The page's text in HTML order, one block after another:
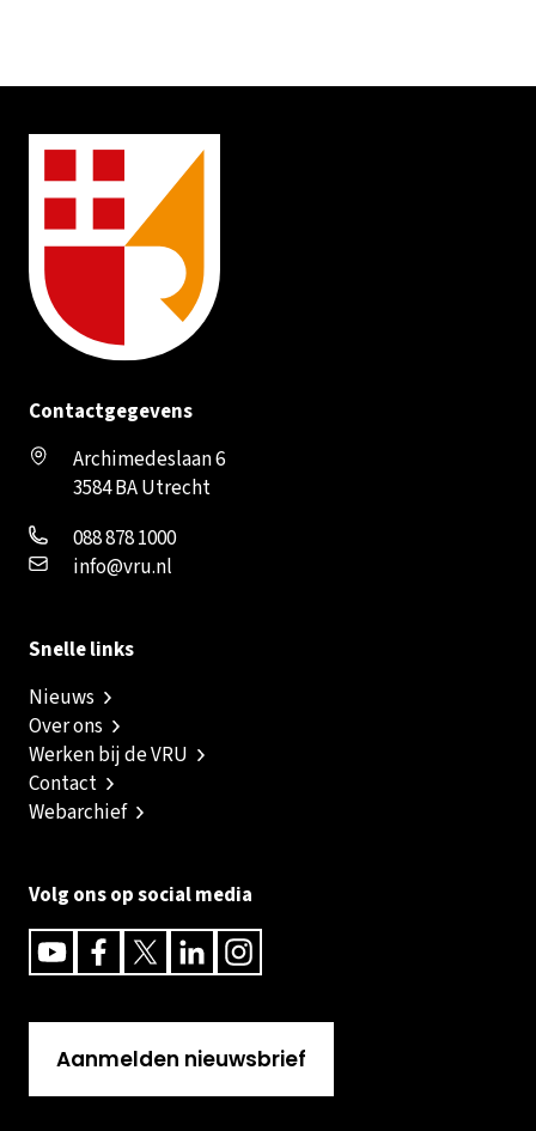
Contactgegevens
Archimedeslaan 6
3584 BA Utrecht
088 878 1000
info@vru.nl
Snelle links
Nieuws
Over ons
Werken bij de VRU
Contact
Webarchief
Volg ons op social media
YoutubeFacebookTwitterLinkedinInstagram
Aanmelden nieuwsbrief